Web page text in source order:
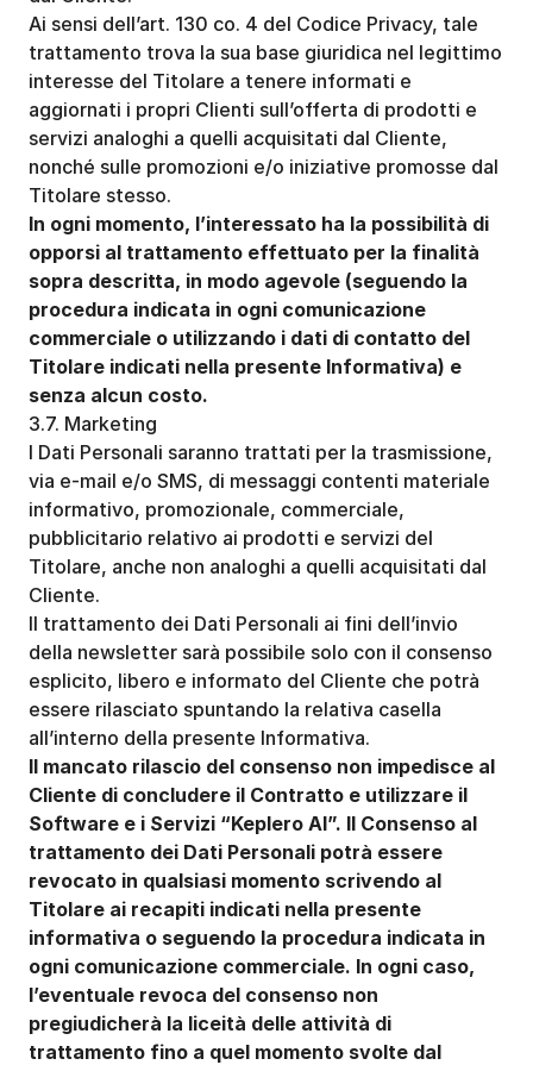
Ai sensi dell’art. 130 co. 4 del Codice Privacy, tale
trattamento trova la sua base giuridica nel legittimo
interesse del Titolare a tenere informati e
aggiornati i propri Clienti sull’offerta di prodotti e
servizi analoghi a quelli acquisitati dal Cliente,
nonché sulle promozioni e/o iniziative promosse dal
Titolare stesso.
In ogni momento, l’interessato ha la possibilità di
opporsi al trattamento effettuato per la finalità
sopra descritta, in modo agevole (seguendo la
procedura indicata in ogni comunicazione
commerciale o utilizzando i dati di contatto del
Titolare indicati nella presente Informativa) e
senza alcun costo.
3.7. Marketing
I Dati Personali saranno trattati per la trasmissione,
via e-mail e/o SMS, di messaggi contenti materiale
informativo, promozionale, commerciale,
pubblicitario relativo ai prodotti e servizi del
Titolare, anche non analoghi a quelli acquisitati dal
Cliente.
Il trattamento dei Dati Personali ai fini dell’invio
della newsletter sarà possibile solo con il consenso
esplicito, libero e informato del Cliente che potrà
essere rilasciato spuntando la relativa casella
all’interno della presente Informativa.
Il mancato rilascio del consenso non impedisce al
Cliente di concludere il Contratto e utilizzare il
Software e i Servizi “Keplero AI”. Il Consenso al
trattamento dei Dati Personali potrà essere
revocato in qualsiasi momento scrivendo al
Titolare ai recapiti indicati nella presente
informativa o seguendo la procedura indicata in
ogni comunicazione commerciale. In ogni caso,
l’eventuale revoca del consenso non
pregiudicherà la liceità delle attività di
trattamento fino a quel momento svolte dal